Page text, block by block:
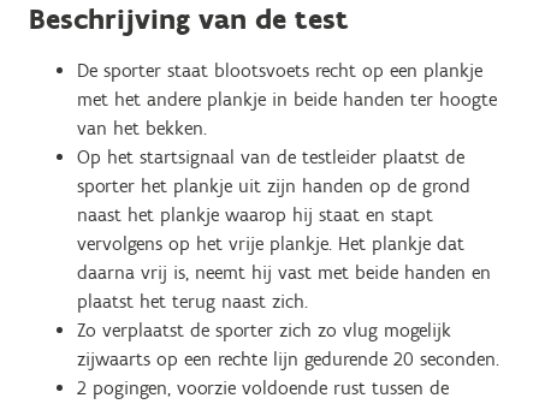
Beschrijving van de test
De sporter staat blootsvoets recht op een plankje
met het andere plankje in beide handen ter hoogte
van het bekken.
Op het startsignaal van de testleider plaatst de
sporter het plankje uit zijn handen op de grond
naast het plankje waarop hij staat en stapt
vervolgens op het vrije plankje. Het plankje dat
daarna vrij is, neemt hij vast met beide handen en
plaatst het terug naast zich.
Zo verplaatst de sporter zich zo vlug mogelijk
zijwaarts op een rechte lijn gedurende 20 seconden.
2 pogingen, voorzie voldoende rust tussen de